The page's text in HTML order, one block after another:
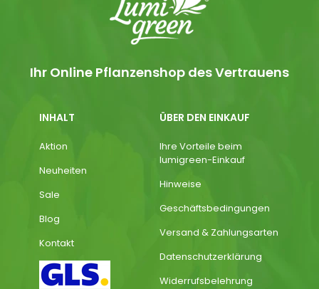
Ihr Online Pflanzenshop des Vertrauens
INHALT
Aktion
Neuheiten
Sale
Blog
Kontakt
ÜBER DEN EINKAUF
Ihre Vorteile beim
lumigreen-Einkauf
Hinweise
Geschäftsbedingungen
Versand & Zahlungsarten
Datenschutzerklärung
Widerrufsbelehrung